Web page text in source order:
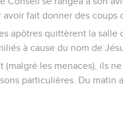
avoir fait donner des coups
apôtres quittèrent la salle
à cause du nom de
(malgré les menaces), ils
particulières. Du matin